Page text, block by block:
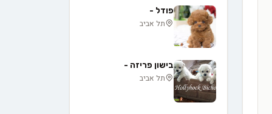
פודל -
תל אביב
בישון פריזה -
תל אביב